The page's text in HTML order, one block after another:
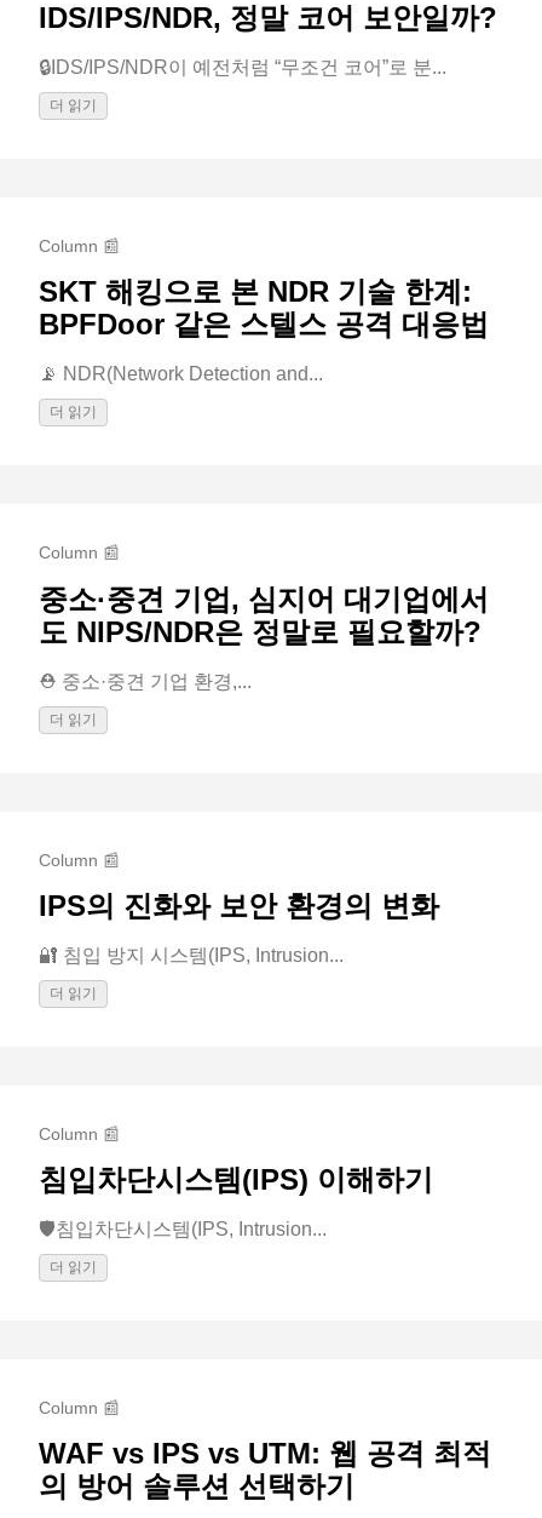
IDS/IPS/NDR, 정말 코어 보안일까?
🔒IDS/IPS/NDR이 예전처럼 “무조건 코어”로 분...
더 읽기
Column 📰
SKT 해킹으로 본 NDR 기술 한계:
BPFDoor 같은 스텔스 공격 대응법
📡 NDR(Network Detection and...
더 읽기
Column 📰
중소·중견 기업, 심지어 대기업에서
도 NIPS/NDR은 정말로 필요할까?
⛑️ 중소·중견 기업 환경,...
더 읽기
Column 📰
IPS의 진화와 보안 환경의 변화
🔐 침입 방지 시스템(IPS, Intrusion...
더 읽기
Column 📰
침입차단시스템(IPS) 이해하기
🛡️침입차단시스템(IPS, Intrusion...
더 읽기
Column 📰
WAF vs IPS vs UTM: 웹 공격 최적
의 방어 솔루션 선택하기